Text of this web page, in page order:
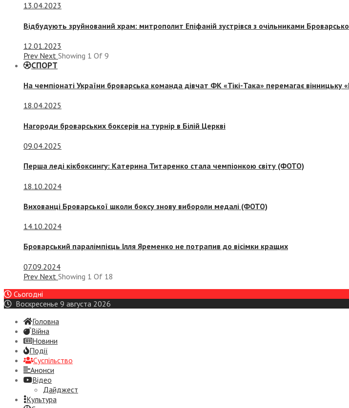
13.04.2023
Відбудують зруйнований храм: митрополит Епіфаній зустрівся з очільниками
12.01.2023
Prev Next Showing 1 Of 9
СПОРТ
На чемпіонаті України броварська команда дівчат ФК «Тікі-Така» перемагає вінницьку
18.04.2025
Нагороди броварських боксерів на турнір в Білій Церкві
09.04.2025
Перша леді кікбоксингу: Катерина Титаренко стала чемпіонкою світу (ФОТО)
18.10.2024
Вихованці Броварської школи боксу знову вибороли медалі (ФОТО)
14.10.2024
Броварський паралімпієць Ілля Яременко не потрапив до вісімки кращих
07.09.2024
Prev Next Showing 1 Of 18
Сьогодні
Воскресенье 9 августа 2026
Головна
Війна
Новини
Події
Суспiльство
Анонси
Відео
Дайджест
Культура